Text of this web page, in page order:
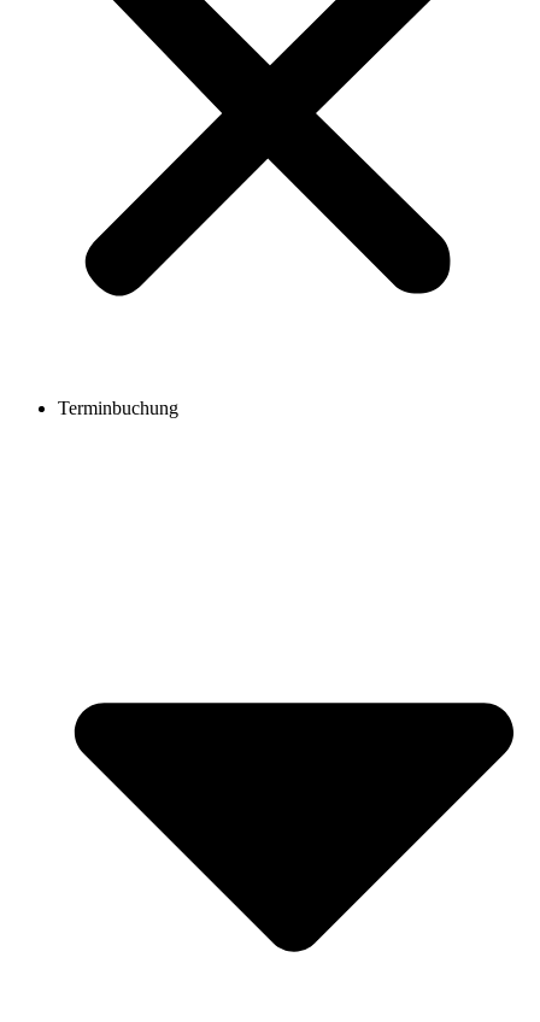
Terminbuchung